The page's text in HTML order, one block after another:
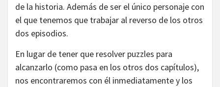
de la historia. Además de ser el único personaje con
el que tenemos que trabajar al reverso de los otros
dos episodios.
En lugar de tener que resolver puzzles para
alcanzarlo (como pasa en los otros dos capítulos),
nos encontraremos con él inmediatamente y los